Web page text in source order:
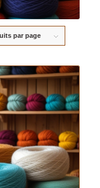
par page